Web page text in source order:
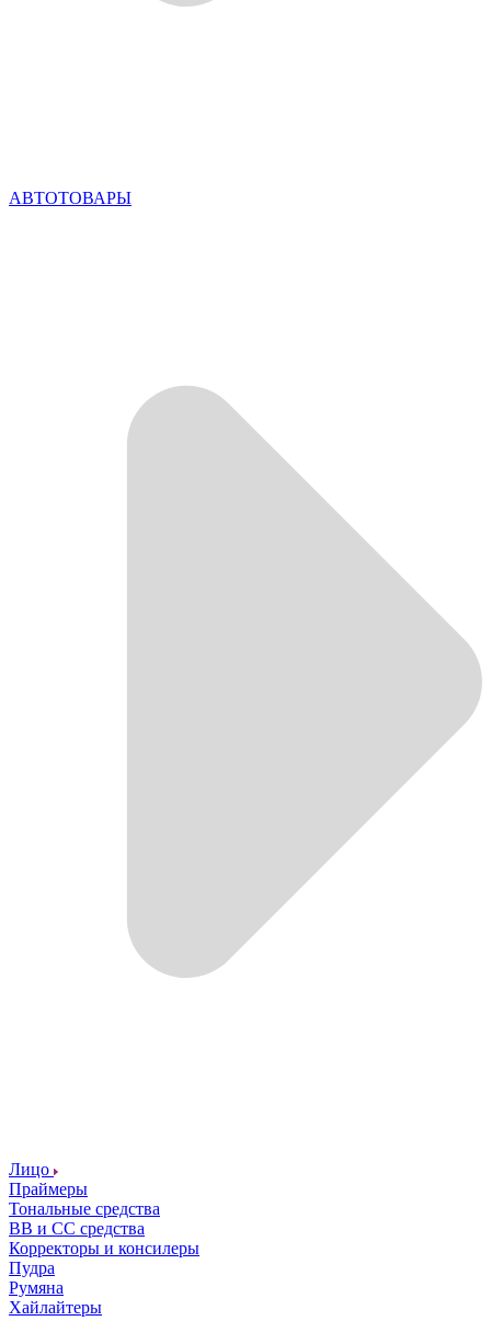
АВТОТОВАРЫ
Лицо
Праймеры
Тональные средства
ВВ и СС средства
Корректоры и консилеры
Пудра
Румяна
Хайлайтеры